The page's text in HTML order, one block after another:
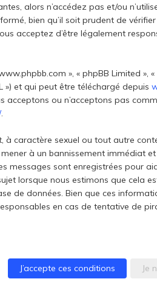
alors n’accédez pas et/ou
bien qu’il soit prudent de
acceptez d’être légalement
», « phpBB Limited »,
») et qui peut être téléchargé depuis
acceptons ou n’acceptons pas
.
caractère sexuel ou tout autre
à un bannissement immédiat
messages sont enregistrées pour
lorsque nous estimons que cela
de données. Bien que ces
en cas de tentative de